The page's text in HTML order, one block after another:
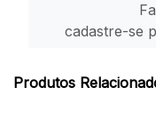
cadastre-se
Produtos